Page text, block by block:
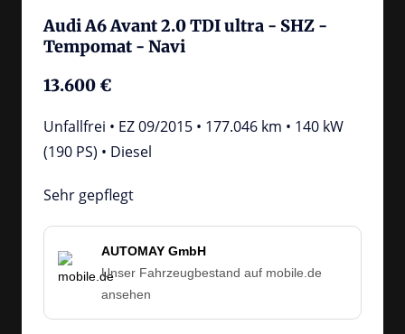
Audi A6 Avant 2.0 TDI ultra - SHZ -
Tempomat - Navi
13.600 €
Unfallfrei • EZ 09/2015 • 177.046 km • 140 kW
(190 PS) • Diesel
Sehr gepflegt
AUTOMAY GmbH
Unser Fahrzeugbestand auf mobile.de
ansehen